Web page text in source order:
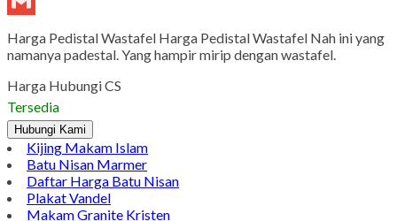
Gmail
Harga Pedistal Wastafel Harga Pedistal Wastafel Nah ini yang
namanya padestal. Yang hampir mirip dengan wastafel.
Harga Hubungi CS
Tersedia
Hubungi Kami
Kijing Makam Islam